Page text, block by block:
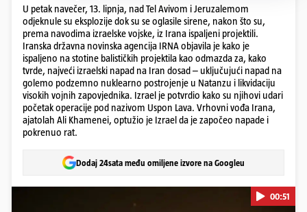
U petak navečer, 13. lipnja, nad Tel Avivom i Jeruzalemom
odjeknule su eksplozije dok su se oglasile sirene, nakon što su,
prema navodima izraelske vojske, iz Irana ispaljeni projektili.
Iranska državna novinska agencija IRNA objavila je kako je
ispaljeno na stotine balističkih projektila kao odmazda za, kako
tvrde, najveći izraelski napad na Iran dosad – uključujući napad na
golemo podzemno nuklearno postrojenje u Natanzu i likvidaciju
visokih vojnih zapovjednika. Izrael je potvrdio kako su njihovi udari
početak operacije pod nazivom Uspon Lava. Vrhovni vođa Irana,
ajatolah Ali Khamenei, optužio je Izrael da je započeo napade i
pokrenuo rat.
Dodaj 24sata među omiljene izvore na Googleu
00:51